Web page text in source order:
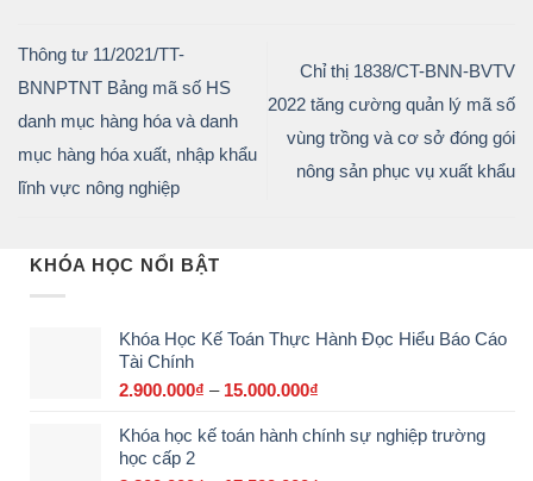
Thông tư 11/2021/TT-
BNNPTNT Bảng mã số HS
danh mục hàng hóa và danh
mục hàng hóa xuất, nhập khẩu
lĩnh vực nông nghiệp
Chỉ thị 1838/CT-BNN-BVTV
2022 tăng cường quản lý mã số
vùng trồng và cơ sở đóng gói
nông sản phục vụ xuất khẩu
KHÓA HỌC NỔI BẬT
Khóa Học Kế Toán Thực Hành Đọc Hiểu Báo Cáo
Tài Chính
2.900.000₫ – 15.000.000₫
từ
Khóa học kế toán hành chính sự nghiệp trường
học cấp 2